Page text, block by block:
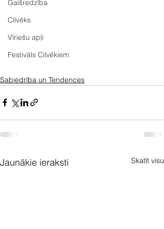
Gaišredzība
Cilvēks
Vīriešu apļi
Festivāls Cilvēkiem
Sabiedrība un Tendences
Jaunākie ieraksti Skatīt visu